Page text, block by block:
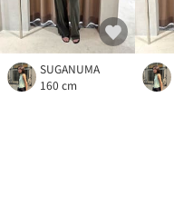
SUGANUMA
160 cm